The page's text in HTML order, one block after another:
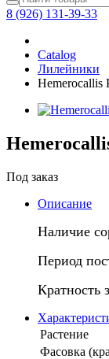
8 (926) 131-39-33
Catalog
Лилейники
Hemerocallis
Под заказ
Описание
Наличие
Период
Кратность
Растение
Фасовка